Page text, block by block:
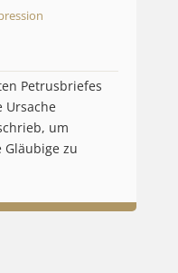
Petrusbriefes
Ursache
um
zu